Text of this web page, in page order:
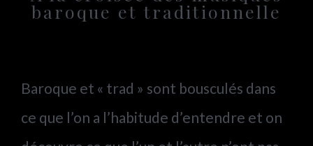
baroque et traditionnelle
Baroque et « trad » sont bousculés dans
ce que l’on a l’habitude d’entendre et on